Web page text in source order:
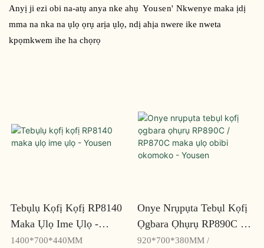
Anyị ji ezi obi na-atụ anya nke ahụ Yousen'Nkwenye maka ịdị
mma na nka na ụlọ ọrụ arịa ụlọ, ndị ahịa nwere ike nweta
kpọmkwem ihe ha chọrọ
Tebụlụ Kọfị Kọfị RP8140
Maka Ụlọ Ime Ụlọ -
Yousen
1400*700*440MM
Onye Nrụpụta Tebụl Kọfị
Ọgbara Ọhụrụ RP890C /
RP870C Maka Ụlọ Obibi
920*700*380MM /